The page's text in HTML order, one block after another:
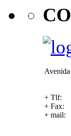
+ Tlf:
+ Fax:
+ mail: